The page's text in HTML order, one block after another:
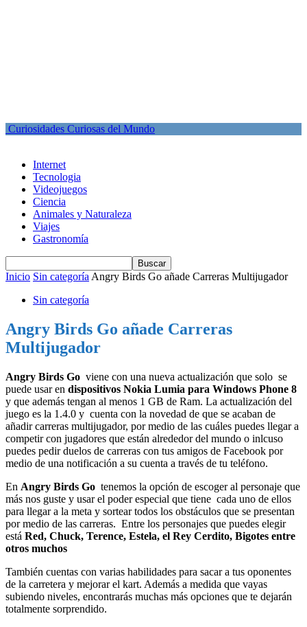
Curiosidades Curiosas del Mundo
Internet
Tecnologia
Videojuegos
Ciencia
Animales y Naturaleza
Viajes
Gastronomía
Inicio Sin categoría Angry Birds Go añade Carreras Multijugador
Sin categoría
Angry Birds Go añade Carreras
Multijugador
Angry Birds Go viene con una nueva actualización que solo se
puede usar en dispositivos Nokia Lumia para Windows Phone 8
y que además tengan al menos 1 GB de Ram. La actualización del
juego es la 1.4.0 y cuenta con la novedad de que se acaban de
añadir carreras multijugador, por medio de las cuáles puedes llegar a
competir con jugadores que están alrededor del mundo o inlcuso
puedes pedir duelos de carreras con tus amigos de Facebook por
medio de una notificación a su cuenta a través de tu teléfono.
En Angry Birds Go tenemos la opción de escoger al personaje que
más nos guste y usar el poder especial que tiene cada uno de ellos
para llegar a la meta y sortear todos los obstáculos que se presentan
por medio de las carreras. Entre los personajes que puedes elegir
está Red, Chuck, Terence, Estela, el Rey Cerdito, Bigotes entre
otros muchos
También cuentas con varias habilidades para sacar a tus oponentes
de la carretera y mejorar el kart. Además a medida que vayas
subiendo niveles, encontrarás muchas más opciones que te dejarán
totalmente sorprendido.